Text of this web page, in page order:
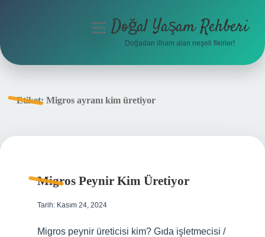
menüyüDoğal Yaşam Rehberi
Doğadan ilham alan neşeli fikirler!
Etiket: Migros ayranı kim üretiyor
Migros Peynir Kim Üretiyor
Tarih: Kasım 24, 2024
Migros peynir üreticisi kim? Gıda işletmecisi /